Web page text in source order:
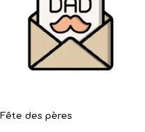
Fête des pères